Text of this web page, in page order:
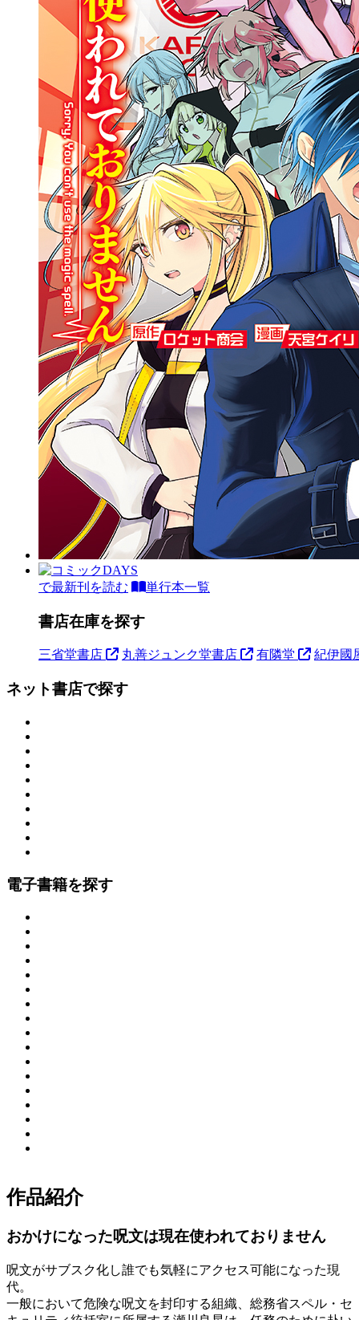
で最新刊を読む 単行本一覧
書店在庫を探す
三省堂書店 丸善ジュンク堂書店 有隣堂 紀伊國
ネット書店で探す
電子書籍を探す
作品紹介
おかけになった呪文は現在使われておりません
呪文がサブスク化し誰でも気軽にアクセス可能になった現
代。
一般において危険な呪文を封印する組織、総務省スペル・セ